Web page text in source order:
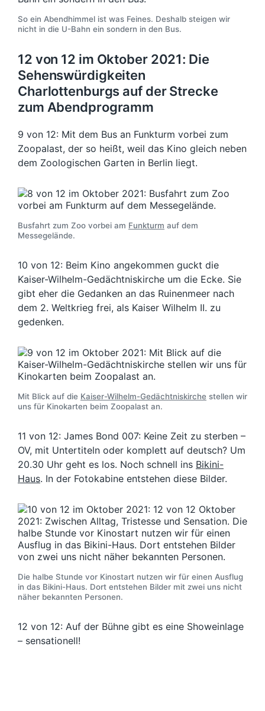
So ein Abendhimmel ist was Feines. Deshalb steigen wir
nicht in die U-Bahn ein sondern in den Bus.
12 von 12 im Oktober 2021: Die
Sehenswürdigkeiten
Charlottenburgs auf der Strecke
zum Abendprogramm
9 von 12: Mit dem Bus an Funkturm vorbei zum
Zoopalast, der so heißt, weil das Kino gleich neben
dem Zoologischen Garten in Berlin liegt.
Busfahrt zum Zoo vorbei am Funkturm auf dem
Messegelände.
10 von 12: Beim Kino angekommen guckt die
Kaiser-Wilhelm-Gedächtniskirche um die Ecke. Sie
gibt eher die Gedanken an das Ruinenmeer nach
dem 2. Weltkrieg frei, als Kaiser Wilhelm II. zu
gedenken.
Mit Blick auf die Kaiser-Wilhelm-Gedächtniskirche stellen wir
uns für Kinokarten beim Zoopalast an.
11 von 12: James Bond 007: Keine Zeit zu sterben –
OV, mit Untertiteln oder komplett auf deutsch? Um
20.30 Uhr geht es los. Noch schnell ins Bikini-
Haus. In der Fotokabine entstehen diese Bilder.
Die halbe Stunde vor Kinostart nutzen wir für einen Ausflug
in das Bikini-Haus. Dort entstehen Bilder mit zwei uns nicht
näher bekannten Personen.
12 von 12: Auf der Bühne gibt es eine Showeinlage
– sensationell!